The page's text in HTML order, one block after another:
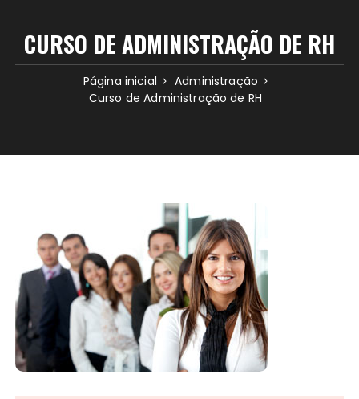
CURSO DE ADMINISTRAÇÃO DE RH
Página inicial
Administração
Curso de Administração de RH